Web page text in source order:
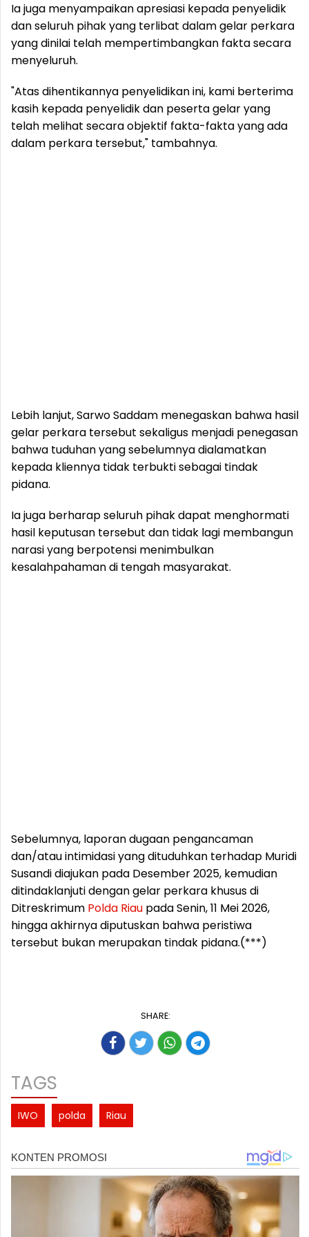
Ia juga menyampaikan apresiasi kepada penyelidik
dan seluruh pihak yang terlibat dalam gelar perkara
yang dinilai telah mempertimbangkan fakta secara
menyeluruh.
"Atas dihentikannya penyelidikan ini, kami berterima
kasih kepada penyelidik dan peserta gelar yang
telah melihat secara objektif fakta-fakta yang ada
dalam perkara tersebut," tambahnya.
Lebih lanjut, Sarwo Saddam menegaskan bahwa hasil
gelar perkara tersebut sekaligus menjadi penegasan
bahwa tuduhan yang sebelumnya dialamatkan
kepada kliennya tidak terbukti sebagai tindak
pidana.
Ia juga berharap seluruh pihak dapat menghormati
hasil keputusan tersebut dan tidak lagi membangun
narasi yang berpotensi menimbulkan
kesalahpahaman di tengah masyarakat.
Sebelumnya, laporan dugaan pengancaman
dan/atau intimidasi yang dituduhkan terhadap Muridi
Susandi diajukan pada Desember 2025, kemudian
ditindaklanjuti dengan gelar perkara khusus di
Ditreskrimum Polda Riau pada Senin, 11 Mei 2026,
hingga akhirnya diputuskan bahwa peristiwa
tersebut bukan merupakan tindak pidana.(***)
SHARE:
TAGS
IWO polda Riau